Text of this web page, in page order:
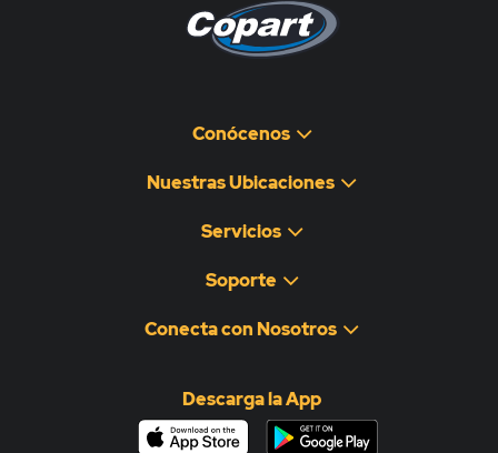
Conócenos
Nuestras Ubicaciones
Servicios
Soporte
Conecta con Nosotros
Descarga la App